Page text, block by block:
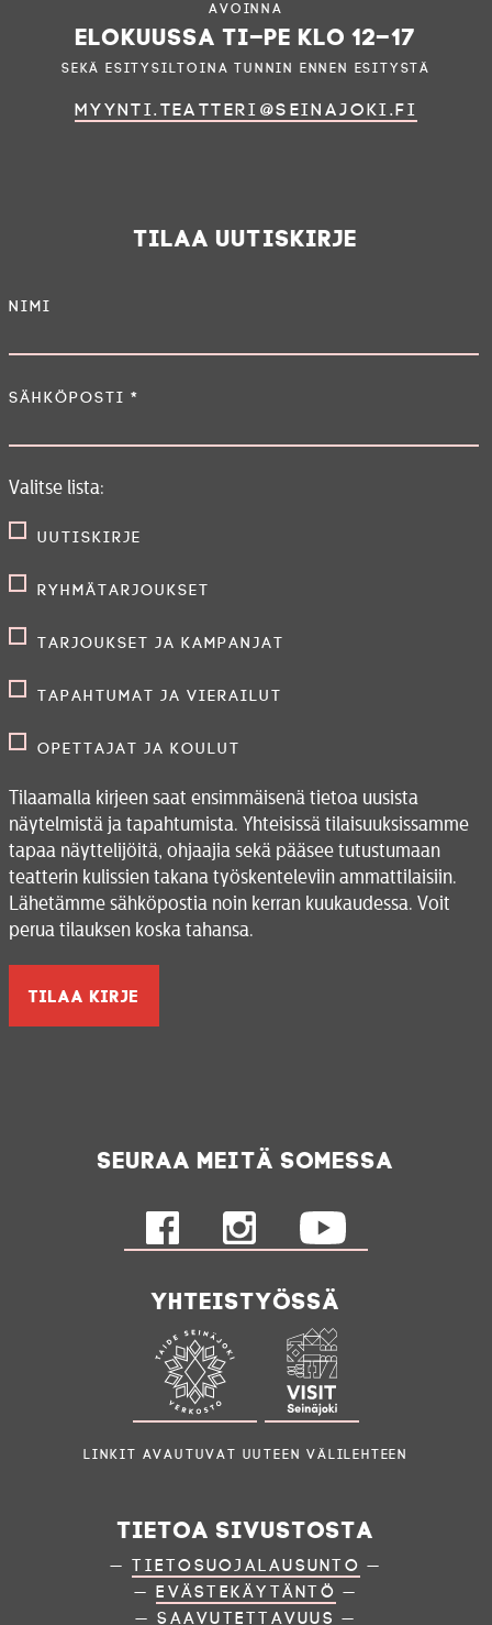
Avoinna
elokuussa ti–pe klo 12–17
sekä esitysiltoina tunnin ennen esitystä
myynti.teatteri@seinajoki.fi
Tilaa uutiskirje
Nimi
Sähköposti *
Valitse lista:
Uutiskirje
Ryhmätarjoukset
Tarjoukset ja kampanjat
Tapahtumat ja vierailut
Opettajat ja koulut
Tilaamalla kirjeen saat ensimmäisenä tietoa uusista
näytelmistä ja tapahtumista. Yhteisissä tilaisuuksissamme
tapaa näyttelijöitä, ohjaajia sekä pääsee tutustumaan
teatterin kulissien takana työskenteleviin ammattilaisiin.
Lähetämme sähköpostia noin kerran kuukaudessa. Voit
perua tilauksen koska tahansa.
Seuraa meitä somessa
Yhteistyössä
Linkit avautuvat uuteen välilehteen
Tietoa sivustosta
—Tietosuojalausunto —
—Evästekäytäntö —
—Saavutettavuus —